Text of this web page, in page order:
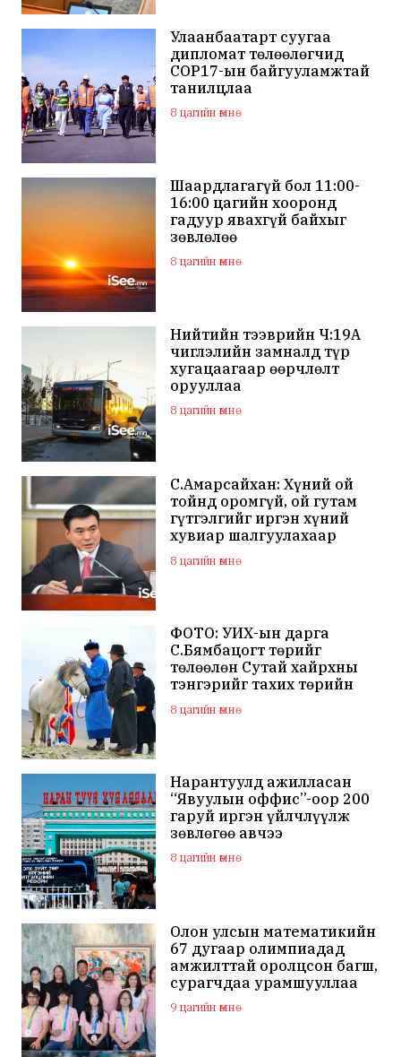
Улаанбаатарт суугаа
дипломат төлөөлөгчид
COP17-ын байгууламжтай
танилцлаа
8 цагийн өмнө
Шаардлагагүй бол 11:00-
16:00 цагийн хооронд
гадуур явахгүй байхыг
зөвлөлөө
8 цагийн өмнө
Нийтийн тээврийн Ч:19А
чиглэлийн замналд түр
хугацаагаар өөрчлөлт
орууллаа
8 цагийн өмнө
С.Амарсайхан: Хүний ой
тойнд оромгүй, ой гутам
гүтгэлгийг иргэн хүний
хувиар шалгуулахаар
хуулийн байгууллагад
хандсан
8 цагийн өмнө
ФОТО: УИХ-ын дарга
С.Бямбацогт төрийг
төлөөлөн Сутай хайрхны
тэнгэрийг тахих төрийн
тахилгад оролцлоо
8 цагийн өмнө
Нарантуулд ажилласан
“Явуулын оффис”-оор 200
гаруй иргэн үйлчлүүлж
зөвлөгөө авчээ
8 цагийн өмнө
Олон улсын математикийн
67 дугаар олимпиадад
амжилттай оролцсон багш,
сурагчдаа урамшууллаа
9 цагийн өмнө